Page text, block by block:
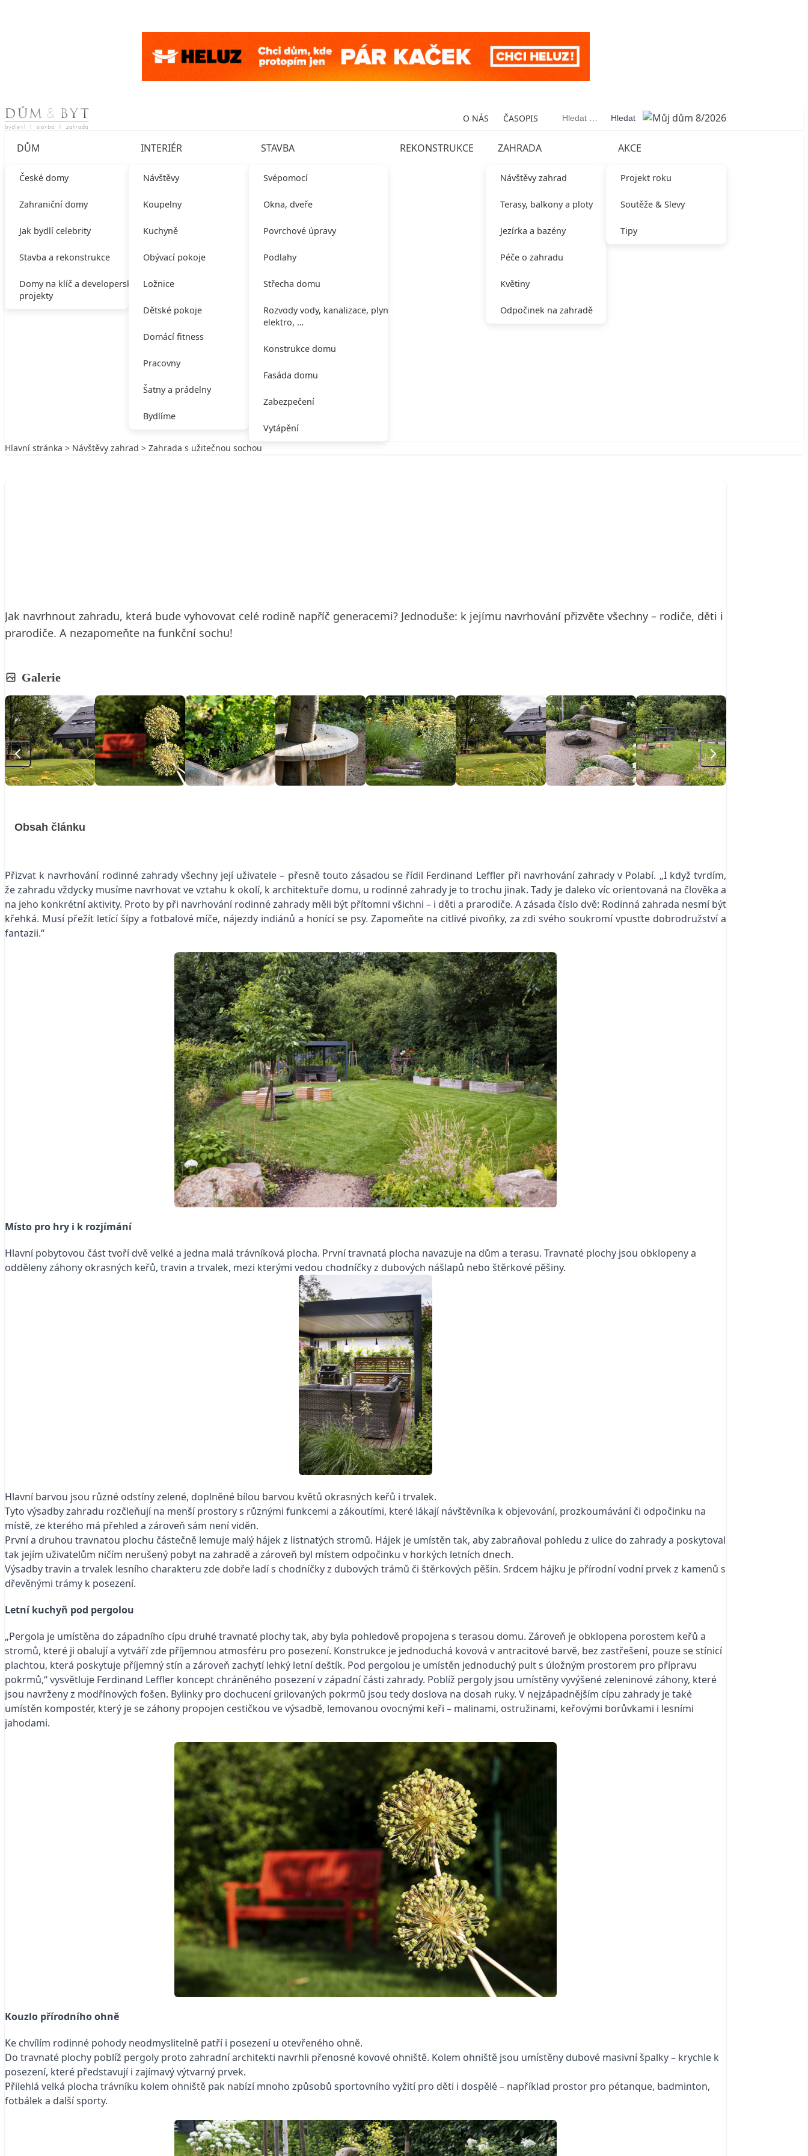
Skip to content O NÁS ČASOPIS Vyhledávání
DŮM
České domy
Zahraniční domy
Jak bydlí celebrity
Stavba a rekonstrukce
Domy na klíč a developerské
projekty
INTERIÉR
Návštěvy
Koupelny
Kuchyně
Obývací pokoje
Ložnice
Dětské pokoje
Domácí fitness
Pracovny
Šatny a prádelny
Bydlíme
STAVBA
Svépomocí
Okna, dveře
Povrchové úpravy
Podlahy
Střecha domu
Rozvody vody, kanalizace, plynu,
elektro, …
Konstrukce domu
Fasáda domu
Zabezpečení
Vytápění
REKONSTRUKCE ZAHRADA
Návštěvy zahrad
Terasy, balkony a ploty
Jezírka a bazény
Péče o zahradu
Květiny
Odpočinek na zahradě
AKCE
Projekt roku
Soutěže & Slevy
Tipy
Hlavní stránka > Návštěvy zahrad > Zahrada s užitečnou sochou
Jak navrhnout zahradu, která bude vyhovovat celé rodině napříč generacemi? Jednoduše: k jejímu navrhování přizvěte všechny – rodiče, děti i
prarodiče. A nezapomeňte na funkční sochu!
Galerie
Obsah článku
Přizvat k navrhování rodinné zahrady všechny její uživatele – přesně touto zásadou se řídil Ferdinand Leffler při navrhování zahrady v Polabí. „I když tvrdím,
že zahradu vždycky musíme navrhovat ve vztahu k okolí, k architektuře domu, u rodinné zahrady je to trochu jinak. Tady je daleko víc orientovaná na člověka a
na jeho konkrétní aktivity. Proto by při navrhování rodinné zahrady měli být přítomni všichni – i děti a prarodiče. A zásada číslo dvě: Rodinná zahrada nesmí být
křehká. Musí přežít letící šípy a fotbalové míče, nájezdy indiánů a honící se psy. Zapomeňte na citlivé pivoňky, za zdi svého soukromí vpusťte dobrodružství a
fantazii.“
Místo pro hry i k rozjímání
Hlavní pobytovou část tvoří dvě velké a jedna malá trávníková plocha. První travnatá plocha navazuje na dům a terasu. Travnaté plochy jsou obklopeny a
odděleny záhony okrasných keřů, travin a trvalek, mezi kterými vedou chodníčky z dubových nášlapů nebo štěrkové pěšiny.
Hlavní barvou jsou různé odstíny zelené, doplněné bílou barvou květů okrasných keřů i trvalek.
Tyto výsadby zahradu rozčleňují na menší prostory s různými funkcemi a zákoutími, které lákají návštěvníka k objevování, prozkoumávání či odpočinku na
místě, ze kterého má přehled a zároveň sám není viděn.
První a druhou travnatou plochu částečně lemuje malý hájek z listnatých stromů. Hájek je umístěn tak, aby zabraňoval pohledu z ulice do zahrady a poskytoval
tak jejím uživatelům ničím nerušený pobyt na zahradě a zároveň byl místem odpočinku v horkých letních dnech.
Výsadby travin a trvalek lesního charakteru zde dobře ladí s chodníčky z dubových trámů či štěrkových pěšin. Srdcem hájku je přírodní vodní prvek z kamenů s
dřevěnými trámy k posezení.
Letní kuchyň pod pergolou
„Pergola je umístěna do západního cípu druhé travnaté plochy tak, aby byla pohledově propojena s terasou domu. Zároveň je obklopena porostem keřů a
stromů, které ji obalují a vytváří zde příjemnou atmosféru pro posezení. Konstrukce je jednoduchá kovová v antracitové barvě, bez zastřešení, pouze se stínicí
plachtou, která poskytuje příjemný stín a zároveň zachytí lehký letní deštík. Pod pergolou je umístěn jednoduchý pult s úložným prostorem pro přípravu
pokrmů,“ vysvětluje Ferdinand Leffler koncept chráněného posezení v západní části zahrady. Poblíž pergoly jsou umístěny vyvýšené zeleninové záhony, které
jsou navrženy z modřínových fošen. Bylinky pro dochucení grilovaných pokrmů jsou tedy doslova na dosah ruky. V nejzápadnějším cípu zahrady je také
umístěn kompostér, který je se záhony propojen cestičkou ve výsadbě, lemovanou ovocnými keři – malinami, ostružinami, keřovými borůvkami i lesními
jahodami.
Kouzlo přírodního ohně
Ke chvílím rodinné pohody neodmyslitelně patří i posezení u otevřeného ohně.
Do travnaté plochy poblíž pergoly proto zahradní architekti navrhli přenosné kovové ohniště. Kolem ohniště jsou umístěny dubové masivní špalky – krychle k
posezení, které představují i zajímavý výtvarný prvek.
Přilehlá velká plocha trávníku kolem ohniště pak nabízí mnoho způsobů sportovního vyžití pro děti i dospělé – například prostor pro pétanque, badminton,
fotbálek a další sporty.